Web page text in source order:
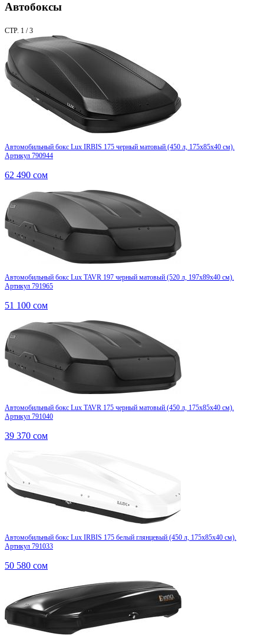
Автобоксы
СТР. 1 / 3
Автомобильный бокс Lux IRBIS 175 черный матовый (450 л, 175х85х40 см).
Артикул 790944
62 490 сом
Автомобильный бокс Lux TAVR 197 черный матовый (520 л, 197х89х40 см).
Артикул 791965
51 100 сом
Автомобильный бокс Lux TAVR 175 черный матовый (450 л, 175х85х40 см).
Артикул 791040
39 370 сом
Автомобильный бокс Lux IRBIS 175 белый глянцевый (450 л, 175х85х40 см).
Артикул 791033
50 580 сом